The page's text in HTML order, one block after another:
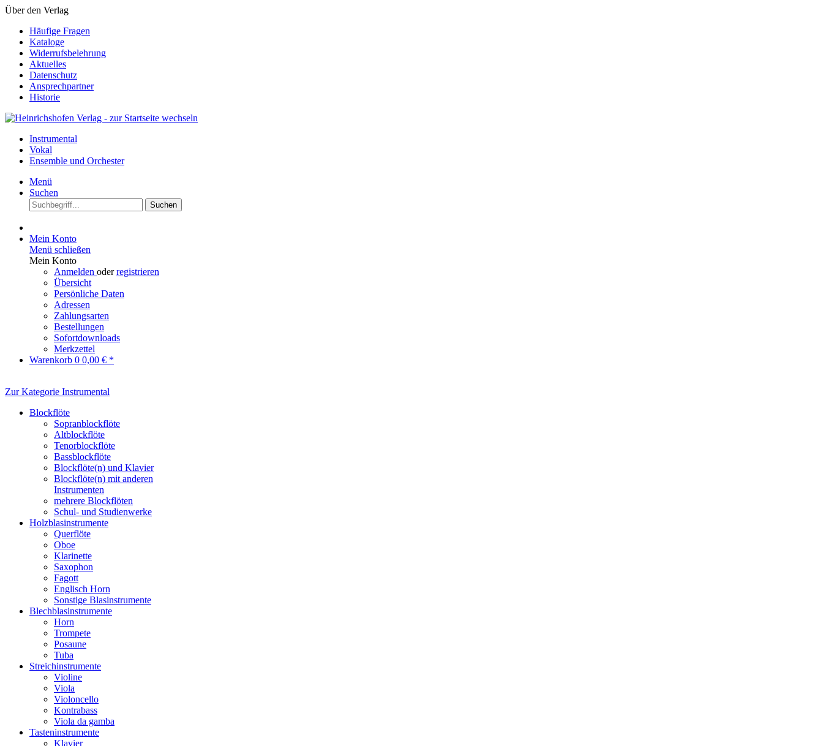
Über den Verlag
Häufige Fragen
Kataloge
Widerrufsbelehrung
Aktuelles
Datenschutz
Ansprechpartner
Historie
Instrumental
Vokal
Ensemble und Orchester
Menü
Suchen
Suchen
Mein Konto
Menü schließen
Mein Konto
Anmelden oderregistrieren
Übersicht
Persönliche Daten
Adressen
Zahlungsarten
Bestellungen
Sofortdownloads
Merkzettel
Warenkorb 0 0,00 € *
Zur Kategorie Instrumental
Blockflöte
Sopranblockflöte
Altblockflöte
Tenorblockflöte
Bassblockflöte
Blockflöte(n) und Klavier
Blockflöte(n) mit anderen
Instrumenten
mehrere Blockflöten
Schul- und Studienwerke
Holzblasinstrumente
Querflöte
Oboe
Klarinette
Saxophon
Fagott
Englisch Horn
Sonstige Blasinstrumente
Blechblasinstrumente
Horn
Trompete
Posaune
Tuba
Streichinstrumente
Violine
Viola
Violoncello
Kontrabass
Viola da gamba
Tasteninstrumente
Klavier